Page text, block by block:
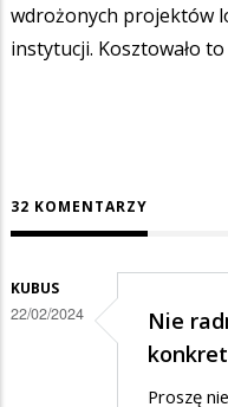
wdrożonych projektów
instytucji. Kosztowało
32 KOMENTARZY
KUBUS
22/02/2024
Nie
Proszę